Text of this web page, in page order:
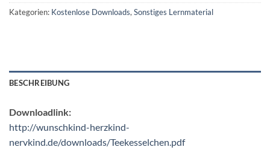
Kategorien: Kostenlose Downloads,Sonstiges Lernmaterial
BESCHREIBUNG
Downloadlink:
http://wunschkind-herzkind-
nervkind.de/downloads/Teekesselchen.pdf